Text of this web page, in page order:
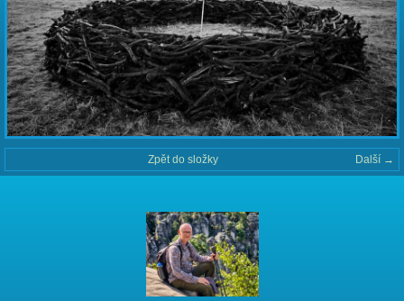
Další →
Zpět do složky